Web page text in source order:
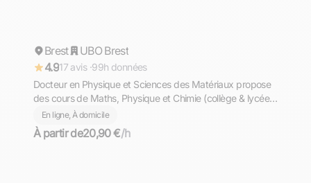
Répond rapidement
Brest
UBO Brest
4.917 avis ·99h données
Docteur en Physique et Sciences des Matériaux propose
des cours de Maths, Physique et Chimie (collège & lycée)
et de Physique (prépa, L1, L2) — en ligne ou en présentiel
à Brest
En ligne, À domicile
À partir de20,90 €/h